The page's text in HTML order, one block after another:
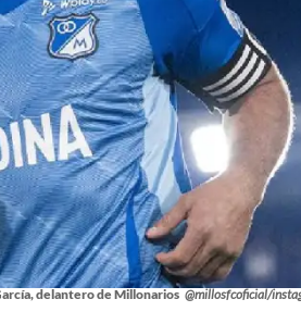
delantero de Millonarios @millosfcoficial/